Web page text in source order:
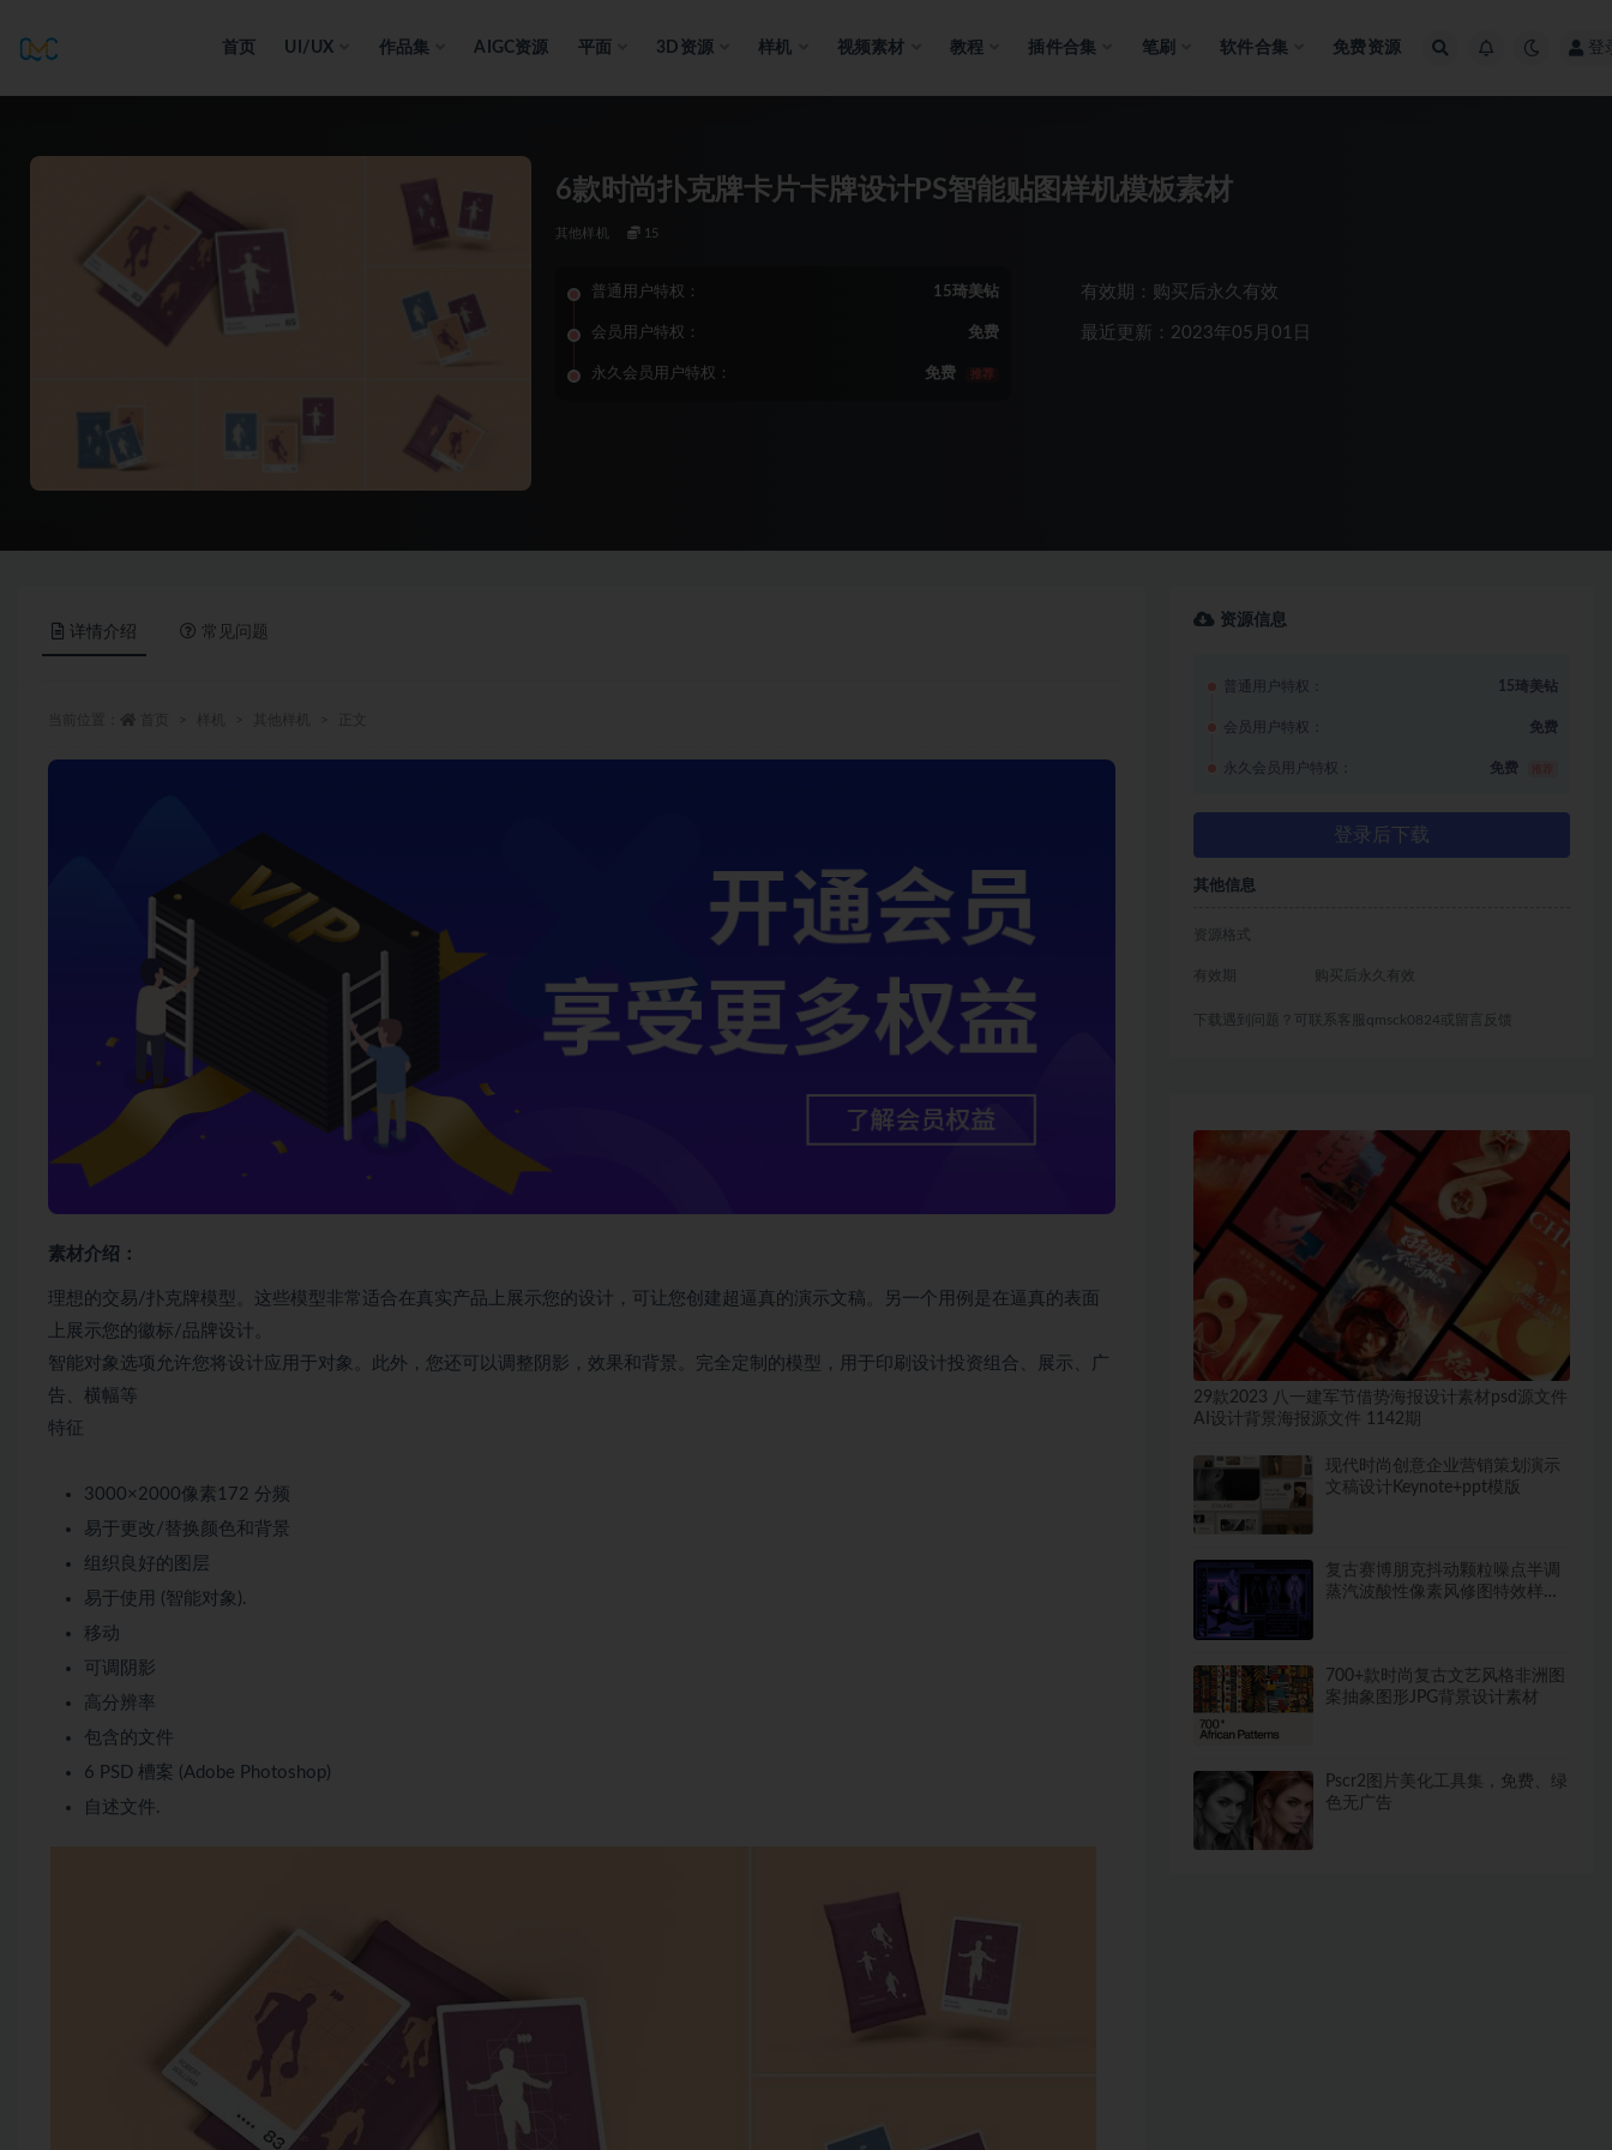
首页 UI/UX 作品集 AIGC资源 平面 3D资源 样机 视频素材 教程 插件合集 笔刷 软件合集 免费资源 登
6款时尚扑克牌卡片卡牌设计PS智能贴图样机模板素材
其他样机 15
普通用户特权： 15琦美钻
会员用户特权： 免费
永久会员用户特权： 免费 推荐
有效期：购买后永久有效
最近更新：2023年05月01日
详情介绍 常见问题
素材介绍：
理想的交易/扑克牌模型。这些模型非常适合在真实产品上展示您的设计，可让您创建超逼真的演示文稿。另一个用例是在逼真的表面
上展示您的徽标/品牌设计。
智能对象选项允许您将设计应用于对象。此外，您还可以调整阴影，效果和背景。完全定制的模型，用于印刷设计投资组合、展示、广
告、横幅等
特征
3000×2000像素172 分频
易于更改/替换颜色和背景
组织良好的图层
易于使用 (智能对象).
移动
可调阴影
高分辨率
包含的文件
6 PSD 槽案 (Adobe Photoshop)
自述文件.
资源信息
普通用户特权： 15琦美钻
会员用户特权： 免费
永久会员用户特权： 免费
登录后下载
其他信息
资源格式
有效期 购买后永久有效
下载遇到问题？可联系客服qmsck0824或留言反馈
29款2023 八一建军节借势海报设计素材psd源文件
AI设计背景海报源文件 1142期
现代时尚创意企业营销策划演示
文稿设计Keynote+ppt模版
复古赛博朋克抖动颗粒噪点半调
蒸汽波酸性像素风修图特效样机
700+款时尚复古文艺风格非洲图
案抽象图形JPG背景设计素材
Pscr2图片美化工具集，免费、绿
色无广告